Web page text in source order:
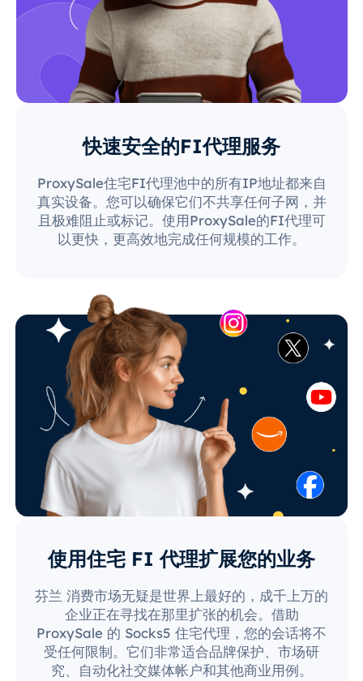
快速安全的FI代理服务
ProxySale住宅FI代理池中的所有IP地址都来自
真实设备。您可以确保它们不共享任何子网，并
且极难阻止或标记。使用ProxySale的FI代理可
以更快，更高效地完成任何规模的工作。
使用住宅 FI 代理扩展您的业务
芬兰 消费市场无疑是世界上最好的，成千上万的
企业正在寻找在那里扩张的机会。借助
ProxySale 的 Socks5 住宅代理，您的会话将不
受任何限制。它们非常适合品牌保护、市场研
究、自动化社交媒体帐户和其他商业用例。